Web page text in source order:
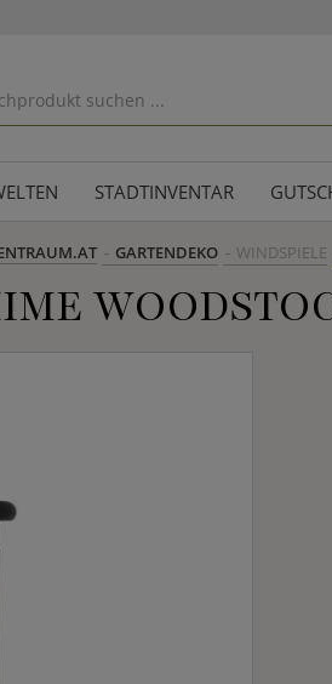
STADTINVENTAR
GARTENDEKO WINDSPIELE